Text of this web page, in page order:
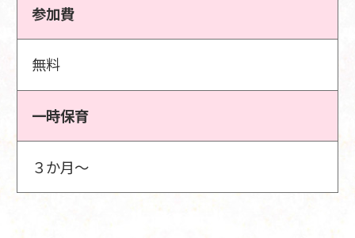
参加費
無料
一時保育
３か月～